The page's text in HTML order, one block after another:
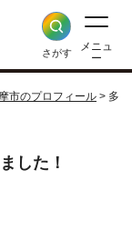
さがす
メニュ
ー
市のプロフィール > 多
した！